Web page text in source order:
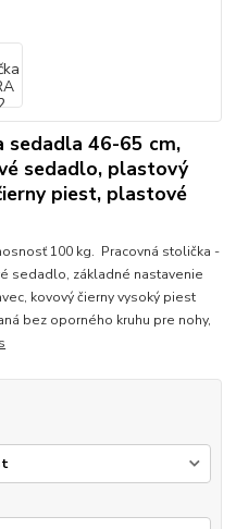
sedadla 46-65 cm,
sedadlo, plastový
piest, plastové
100 kg. Pracovná stolička -
sedadlo, základné nastavenie
kovový čierny vysoký piest
bez oporného kruhu pre nohy,